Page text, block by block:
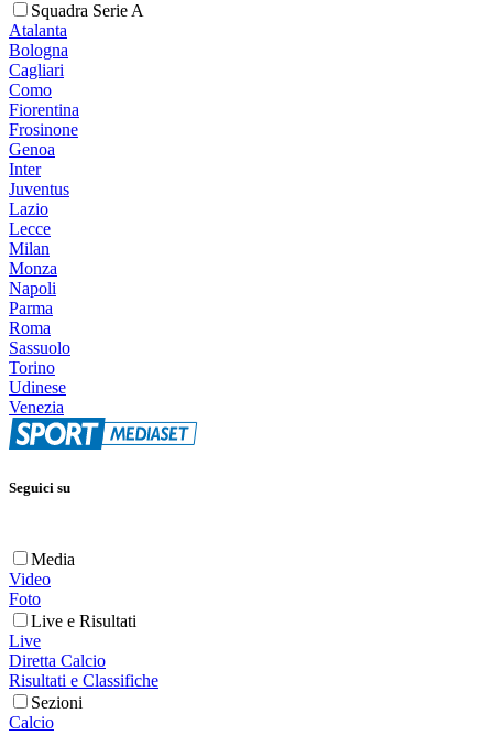
Squadra Serie A
Atalanta
Bologna
Cagliari
Como
Fiorentina
Frosinone
Genoa
Inter
Juventus
Lazio
Lecce
Milan
Monza
Napoli
Parma
Roma
Sassuolo
Torino
Udinese
Venezia
Seguici su
Media
Video
Foto
Live e Risultati
Live
Diretta Calcio
Risultati e Classifiche
Sezioni
Calcio